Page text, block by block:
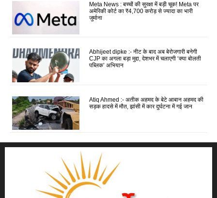
Meta News : बच्चों की सुरक्षा में बड़ी चूक! Meta पर
अमेरिकी कोर्ट का ₹4,700 करोड़ से ज्यादा का भारी
जुर्माना
Abhijeet dipke :- नीट के बाद अब बेरोजगारी बनेगी
CJP का अगला बड़ा मुद्दा, देशभर में चलाएगी ‘क्या बोलती
पब्लिक’ अभियान
Atiq Ahmed :- अतीक अहमद के बेटे आबान अहमद की
सड़क हादसे में मौत, झांसी में कार दुर्घटना में गई जान